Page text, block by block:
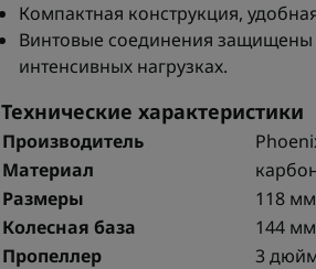
Компактная конструкция,
Винтовые соединения защищены
интенсивных нагрузках.
Технические характеристики
Производитель
Материал
Размеры
118
Колесная база
144 мм
Пропеллер
3